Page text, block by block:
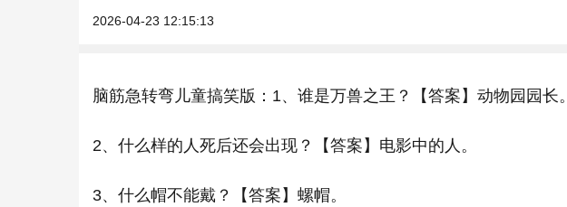
2026-04-23 12:15:13
脑筋急转弯儿童搞笑版：1、谁是万兽之王？【答案】动物园园长。
2、什么样的人死后还会出现？【答案】电影中的人。
3、什么帽不能戴？【答案】螺帽。